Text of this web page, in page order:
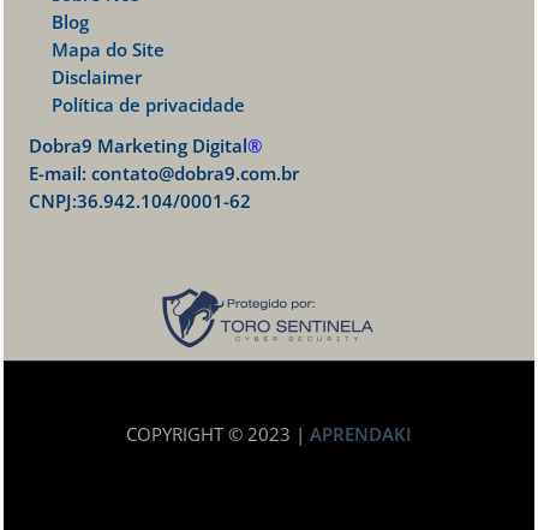
Blog
Mapa do Site
Disclaimer
Política de privacidade
Dobra9 Marketing Digital®
E-mail: contato@dobra9.com.br
CNPJ:36.942.104/0001-62
COPYRIGHT © 2023 | APRENDAKI